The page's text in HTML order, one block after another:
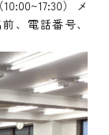
） メ
、電話番号、